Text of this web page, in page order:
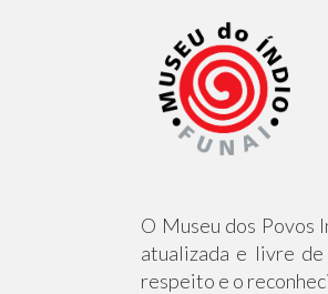
O Museu dos Povos
atualizada e livre
respeito e o